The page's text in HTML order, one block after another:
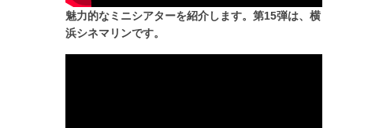
魅力的なミニシアターを紹介します。第15弾は、横
浜シネマリンです。